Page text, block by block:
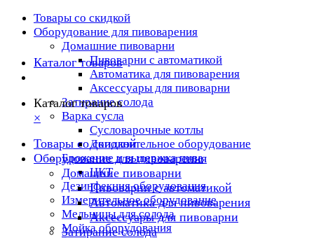
Товары со скидкой
Оборудование для пивоварения
Домашние пивоварни
Пивоварни с автоматикой
Автоматика для пивоварения
Аксессуары для пивоварни
Затирание солода
Варка сусла
Cусловарочные котлы
Дополнительное оборудование
Брожение и выдержка пива
ЦКТ
Дезинфекция оборудования
Измерительное оборудование
Мельницы для солода
Мойка оборудования
Каталог товаров
Каталог товаров
×
Товары со скидкой
Оборудование для пивоварения
Домашние пивоварни
Пивоварни с автоматикой
Автоматика для пивоварения
Аксессуары для пивоварни
Затирание солода